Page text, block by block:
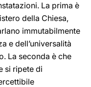
La prima è
della Chiesa,
immutabilmente
e dell’universalità
La seconda è che
si ripete di